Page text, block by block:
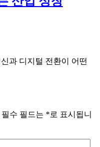
과 디지털 전환이 어떤
필수 필드는 *로 표시됩니